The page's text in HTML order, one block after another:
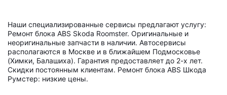
Наши специализированные сервисы предлагают услугу:
Ремонт блока ABS Skoda Roomster. Оригинальные и
неоригинальные запчасти в наличии. Автосервисы
располагаются в Москве и в ближайшем Подмосковье
(Химки, Балашиха). Гарантия предоставляет до 2-х лет.
Скидки постоянным клиентам. Ремонт блока ABS Шкода
Румстер: низкие цены.